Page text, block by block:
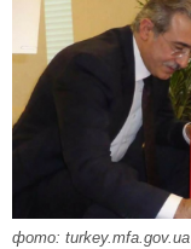
фото: turkey.mfa.gov.ua